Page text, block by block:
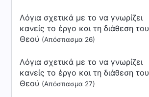
Λόγια σχετικά με το να γνωρίζει
κανείς το έργο και τη διάθεση του
Θεού (Απόσπασμα 26)
Λόγια σχετικά με το να γνωρίζει
κανείς το έργο και τη διάθεση του
Θεού (Απόσπασμα 27)